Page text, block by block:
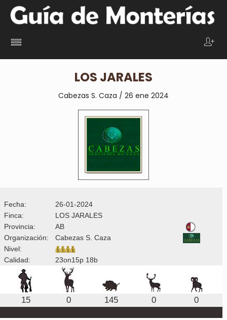
LOS JARALES
Cabezas S. Caza / 26 ene 2024
Fecha:
26-01-2024
Finca:
LOS JARALES
Provincia:
AB
Organización:
Cabezas S. Caza
Nivel:
Calidad:
23on15p 18b
15 0 145 0 0